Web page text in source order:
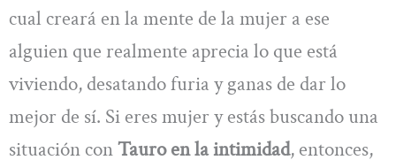
cual creará en la mente de la mujer a ese
alguien que realmente aprecia lo que está
viviendo, desatando furia y ganas de dar lo
mejor de sí. Si eres mujer y estás buscando una
situación conTauro en la intimidad, entonces,